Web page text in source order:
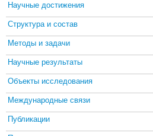
Научные достижения
Структура и состав
Методы и задачи
Научные результаты
Объекты исследования
Международные связи
Публикации